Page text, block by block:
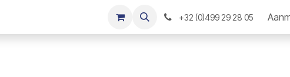
+32 (0)499 29 28 05